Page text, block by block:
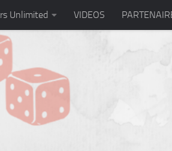
Unlimited VIDEOS